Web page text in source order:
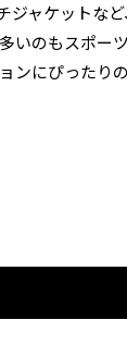
ジャケットな
いのもスポー
ンにぴったり